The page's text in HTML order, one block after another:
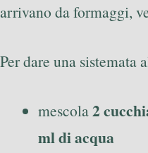
arrivano da formaggi,
Per dare una sistemata
mescola2
ml di acqua